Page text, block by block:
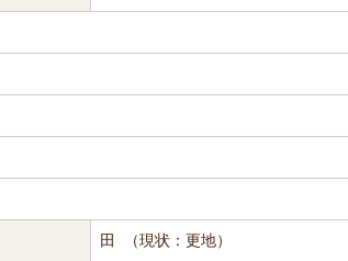
田 （現状：更地）